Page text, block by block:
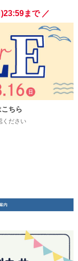
まで ／
ちら
ください